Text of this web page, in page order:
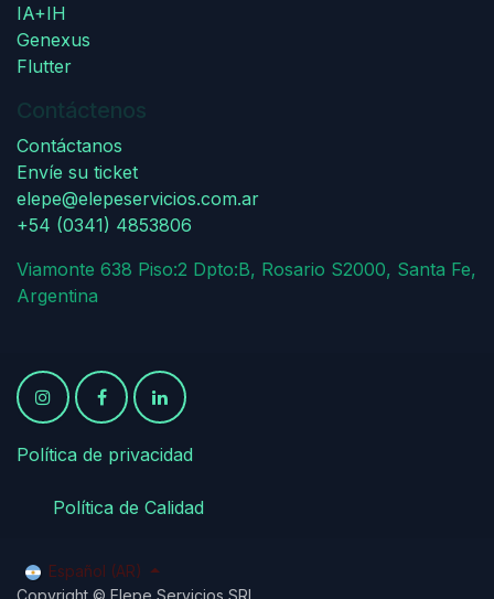
IA+IH
Genexus
Flutter
Contáctenos
Contáctanos
Envíe su ticket
elepe@elepeservicios.com.ar
+54 (0341) 4853806
Viamonte 638 Piso:2 Dpto:B, Rosario S2000, Santa Fe,
Argentina
Política de privacidad
​Política de Calidad
Copyright © Elepe Servicios SRL
Español (AR)